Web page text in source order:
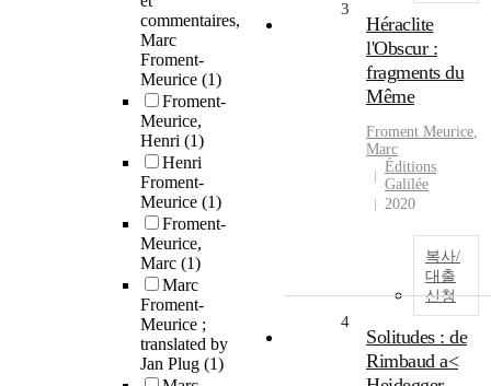
commentaires,
Marc
Froment-
Meurice (1)
Froment-
Meurice,
Henri (1)
Henri
Froment-
Meurice (1)
Froment-
Meurice,
Marc (1)
Marc
Froment-
Meurice ;
translated by
Jan Plug (1)
3
Héraclite
l'Obscur :
fragments du
Même
Froment Meurice,
Marc
Éditions
Galilée
2020
복사/
대출
신청
4
Solitudes : de
Rimbaud a<